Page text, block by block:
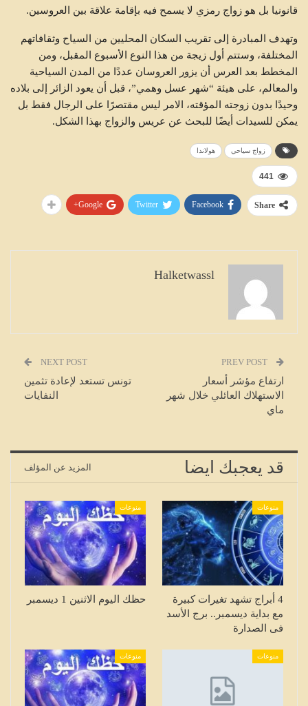
قانونيا بل هو زواج رمزي لا يسمح فيه بإقامة علاقة بين العروسين.
وتهدف المبادرة إلى تقريب السكان المحليين من السياح وثقافاتهم
المختلفة، وستتم أول زيجة من هذا النوع الأسبوع المقبل، ومن
المخطط بعد العرس أن يزور العروسان عددًا من المدن السياحية
والمعالم، على هيئة “شهر عسل وهمي”، قبل أن يعود الزائر إلى بلاده
وحيدًا بدون زوجته المؤقته، الامر ليس مقتصرًا على الرجال فقط بل
يمكن للسيدات أيضًا للبحث عن عريس والزواج بهذا الشكل.
زواج سياحي هولاندا
441
Share
Facebook
Twitter
Google+
Halketwassl
ارتفاع مؤشر أسعار
الاستهلاك العائلي خلال شهر
ماي
NEXT POST
تونس تستعد لإعادة تثمين
النفايات
قد يعجبك ايضا المزيد عن المؤلف
منوعات
4 أبراج تشهد تغيرات كبيرة
مع بداية ديسمبر.. برج الأسد
فى الصدارة
منوعات
حظك اليوم الاثنين 1 ديسمبر
منوعات منوعات